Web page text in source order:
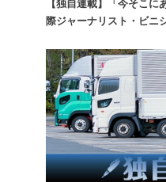
【独自連載】「今そこ
際ジャーナリスト・ビニ